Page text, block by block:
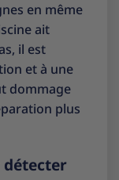
en même
ait
il est
et à une
dommage
plus
détecter